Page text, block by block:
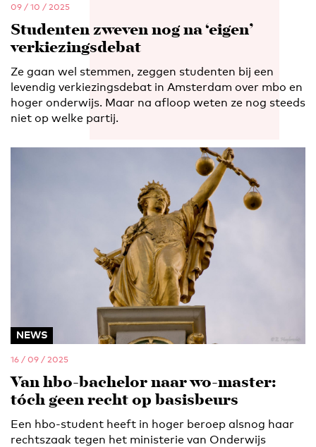
09 / 10 / 2025
Studenten zweven nog na ‘eigen’
verkiezingsdebat
Ze gaan wel stemmen, zeggen studenten bij een
levendig verkiezingsdebat in Amsterdam over mbo en
hoger onderwijs. Maar na afloop weten ze nog steeds
niet op welke partij.
NEWS
16 / 09 / 2025
Van hbo-bachelor naar wo-master:
tóch geen recht op basisbeurs
Een hbo-student heeft in hoger beroep alsnog haar
rechtszaak tegen het ministerie van Onderwijs